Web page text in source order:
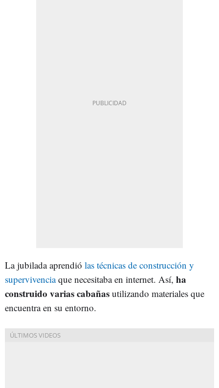
La jubilada aprendió las técnicas de construcción y
supervivenciaque necesitaba en internet. Así, ha
construido varias cabañas utilizando materiales que
encuentra en su entorno.